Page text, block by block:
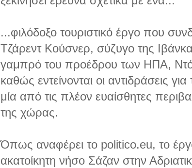
...φιλόδοξο τουριστικό έργο που
Τζάρεντ Κούσνερ, σύζυγο της
γαμπρό του προέδρου των ΗΠΑ,
καθώς εντείνονται οι αντιδράσεις
μία από τις πλέον ευαίσθητες
της χώρας.
Όπως αναφέρει το politico.eu, το
ακατοίκητη νήσο Σάζαν στην